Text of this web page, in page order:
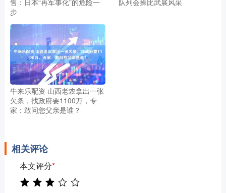
售：日本“再军事化”的危险一
步
队列会操比武展风采
牛来乐配资 山西老农拿出一张
欠条，找政府要1100万，专
家：敢问您父亲是谁？
相关评论
本文评分*